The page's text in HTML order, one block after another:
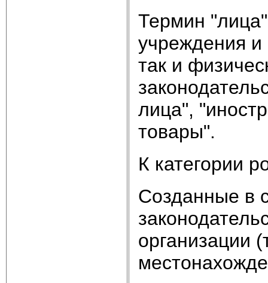
Термин
учреждения и
так и
лица",
товары".
К категории
Созданные в
организации